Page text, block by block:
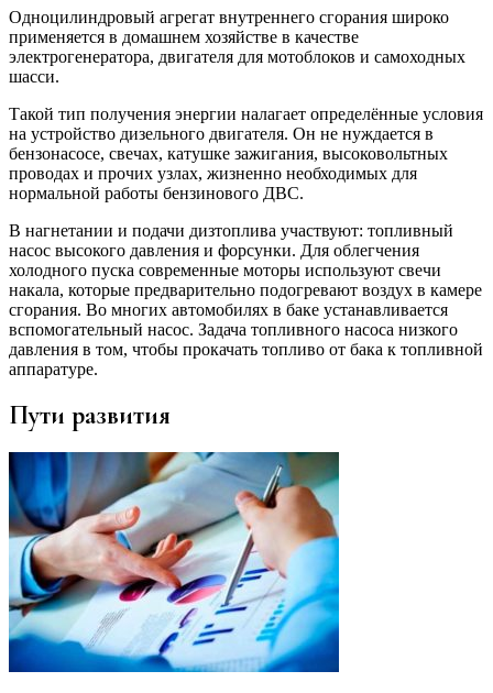
Одноцилиндровый агрегат внутреннего сгорания широко
применяется в домашнем хозяйстве в качестве
электрогенератора, двигателя для мотоблоков и самоходных
шасси.
Такой тип получения энергии налагает определённые условия
на устройство дизельного двигателя. Он не нуждается в
бензонасосе, свечах, катушке зажигания, высоковольтных
проводах и прочих узлах, жизненно необходимых для
нормальной работы бензинового ДВС.
В нагнетании и подачи дизтоплива участвуют: топливный
насос высокого давления и форсунки. Для облегчения
холодного пуска современные моторы используют свечи
накала, которые предварительно подогревают воздух в камере
сгорания. Во многих автомобилях в баке устанавливается
вспомогательный насос. Задача топливного насоса низкого
давления в том, чтобы прокачать топливо от бака к топливной
аппаратуре.
Пути развития